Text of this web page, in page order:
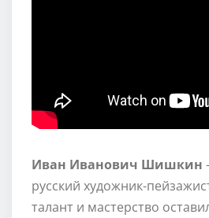
Иван Иванович Шишкин
русский художник-
талант и мастерство